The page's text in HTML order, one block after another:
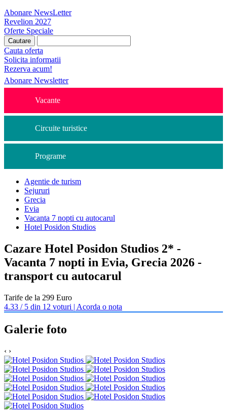
Abonare NewsLetter
Revelion 2027
Oferte Speciale
Cauta oferta
Solicita informatii
Rezerva acum!
Abonare Newsletter
Vacante
Circuite turistice
Programe
Agentie de turism
Sejururi
Grecia
Evia
Vacanta 7 nopti cu autocarul
Hotel Posidon Studios
Cazare Hotel Posidon Studios 2* -
Vacanta 7 nopti in Evia, Grecia 2026 -
transport cu autocarul
Tarife de la 299 Euro
4.33 / 5 din 12 voturi | Acorda o nota
Galerie foto
‹ ›